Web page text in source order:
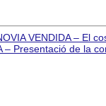
VENDIDA – El
– Presentació de la